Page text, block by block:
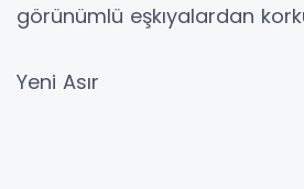
görünümlü eşkıyalardan
Yeni Asır